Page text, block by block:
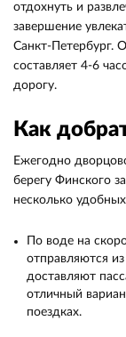
отдохнуть и
завершение
Санкт-Петербург.
составляет 4-6
дорогу.
Как
Ежегодно
берегу Финского
несколько
По воде на
отправляются
доставляют
отличный
поездках.